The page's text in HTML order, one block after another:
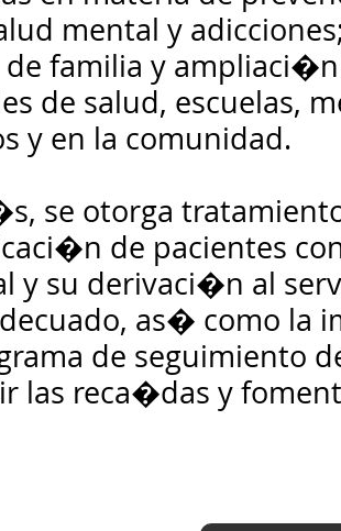
mental y
de familia y
de salud, escuelas,
y en la comunidad.
se otorga
de pacientes
y su derivaci�n al
as� como la
de seguimiento
las reca�das y